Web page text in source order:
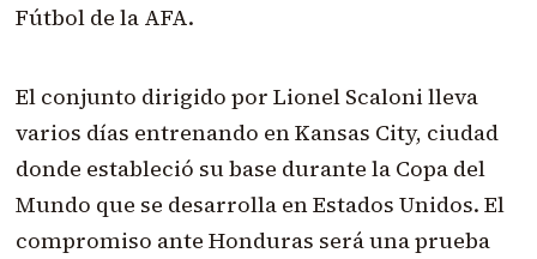
Fútbol de la AFA.
El conjunto dirigido por Lionel Scaloni lleva
varios días entrenando en Kansas City, ciudad
donde estableció su base durante la Copa del
Mundo que se desarrolla en Estados Unidos. El
compromiso ante Honduras será una prueba